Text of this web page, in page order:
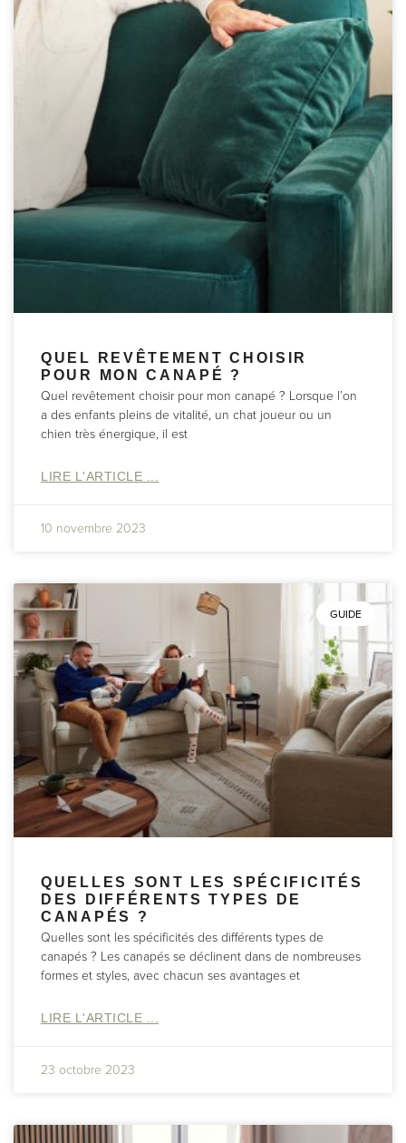
QUEL REVÊTEMENT CHOISIR
POUR MON CANAPÉ ?
Quel revêtement choisir pour mon canapé ? Lorsque l’on
a des enfants pleins de vitalité, un chat joueur ou un
chien très énergique, il est
LIRE L'ARTICLE ...
10 novembre 2023
GUIDE
QUELLES SONT LES SPÉCIFICITÉS
DES DIFFÉRENTS TYPES DE
CANAPÉS ?
Quelles sont les spécificités des différents types de
canapés ? Les canapés se déclinent dans de nombreuses
formes et styles, avec chacun ses avantages et
LIRE L'ARTICLE ...
23 octobre 2023